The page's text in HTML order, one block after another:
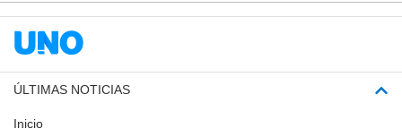
ÚLTIMAS NOTICIAS
Inicio